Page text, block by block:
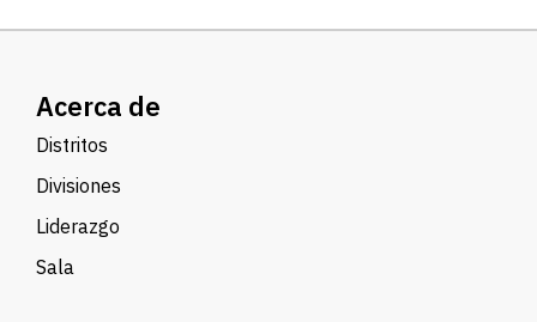
Acerca de
Distritos
Divisiones
Liderazgo
Sala